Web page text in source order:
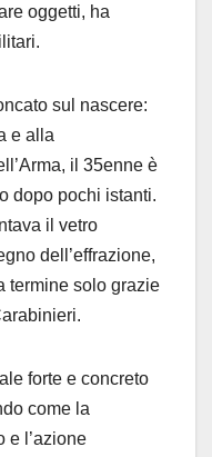
oggetti, ha
sul nascere:
e alla
il 35enne è
dopo pochi istanti.
il vetro
dell’effrazione,
termine solo grazie
forte e concreto
come la
e l’azione